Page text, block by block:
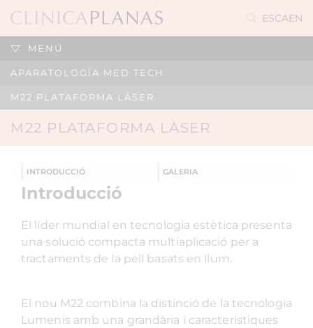
ESCAEN
MENÚ
APARATOLOGÍA MED TECH
M22 PLATAFORMA LÀSER
M22 PLATAFORMA LÀSER
INTRODUCCIÓ GALERIA
Introducció
El líder mundial en tecnologia estètica presenta
una solució compacta multiaplicació per a
tractaments de la pell basats en llum.
El nou M22 combina la distinció de la tecnologia
Lumenis amb una grandària i característiques